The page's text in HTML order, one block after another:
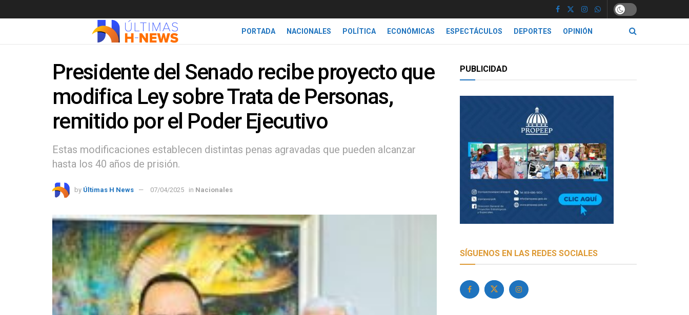
PORTADA NACIONALES POLÍTICA ECONÓMICAS ESPECTÁCULOS DEPORTES OPINIÓN
Presidente del Senado recibe proyecto que
modifica Ley sobre Trata de Personas,
remitido por el Poder Ejecutivo
Estas modificaciones establecen distintas penas agravadas que pueden alcanzar
hasta los 40 años de prisión.
by Últimas H News 07/04/2025 in Nacionales
PUBLICIDAD
SÍGUENOS EN LAS REDES SOCIALES